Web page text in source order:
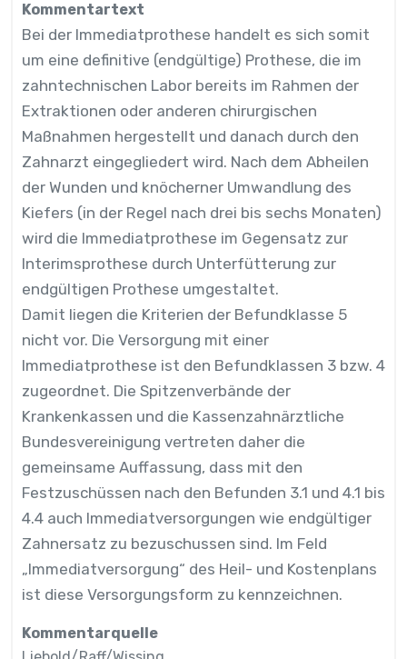
Kommentartext
Bei der Immediatprothese handelt es sich somit
um eine definitive (endgültige) Prothese, die im
zahntechnischen Labor bereits im Rahmen der
Extraktionen oder anderen chirurgischen
Maßnahmen hergestellt und danach durch den
Zahnarzt eingegliedert wird. Nach dem Abheilen
der Wunden und knöcherner Umwandlung des
Kiefers (in der Regel nach drei bis sechs Monaten)
wird die Immediatprothese im Gegensatz zur
Interimsprothese durch Unterfütterung zur
endgültigen Prothese umgestaltet.
Damit liegen die Kriterien der Befundklasse 5
nicht vor. Die Versorgung mit einer
Immediatprothese ist den Befundklassen 3 bzw. 4
zugeordnet. Die Spitzenverbände der
Krankenkassen und die Kassenzahnärztliche
Bundesvereinigung vertreten daher die
gemeinsame Auffassung, dass mit den
Festzuschüssen nach den Befunden 3.1 und 4.1 bis
4.4 auch Immediatversorgungen wie endgültiger
Zahnersatz zu bezuschussen sind. Im Feld
„Immediatversorgung“ des Heil- und Kostenplans
ist diese Versorgungsform zu kennzeichnen.
Kommentarquelle